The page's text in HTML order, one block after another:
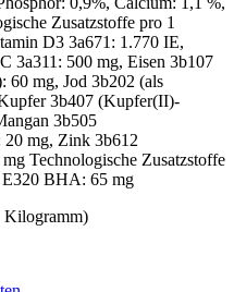
Zusatzstoffe pro 1
D3 3a671: 1.770 IE,
3a311: 500 mg, Eisen 3b107
60 mg, Jod 3b202 (als
3b407 (Kupfer(II)-
3b505
20 mg, Zink 3b612
Technologische Zusatzstoffe
BHA: 65 mg
Kilogramm)